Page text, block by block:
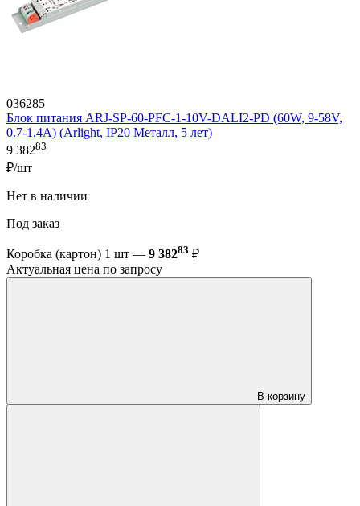
036285
Блок питания ARJ-SP-60-PFC-1-10V-DALI2-PD (60W, 9-58V,
0.7-1.4A) (Arlight, IP20 Металл, 5 лет)
9 38283
₽/шт
Нет в наличии
Под заказ
Коробка (картон) 1 шт — 9 38283 ₽
Актуальная цена по запросу
В корзину